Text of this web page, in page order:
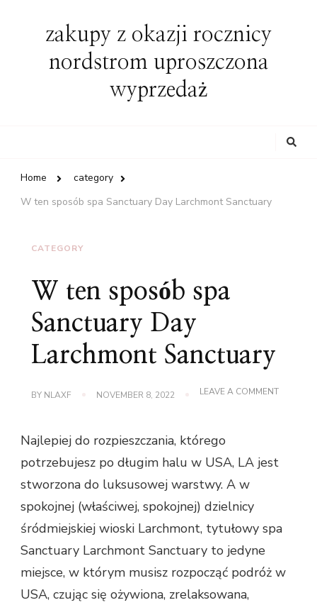
zakupy z okazji rocznicy
nordstrom uproszczona
wyprzedaż
Home
category
W ten sposób spa Sanctuary Day Larchmont Sanctuary
CATEGORY
W ten sposób spa
Sanctuary Day
Larchmont Sanctuary
BY NLAXF NOVEMBER 8, 2022 LEAVE A COMMENTON
Najlepiej do rozpieszczania, którego
potrzebujesz po długim halu w USA, LA jest
stworzona do luksusowej warstwy. A w
spokojnej (właściwej, spokojnej) dzielnicy
śródmiejskiej wioski Larchmont, tytułowy spa
Sanctuary Larchmont Sanctuary to jedyne
miejsce, w którym musisz rozpocząć podróż w
USA, czując się ożywiona, zrelaksowana,